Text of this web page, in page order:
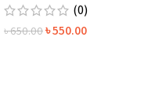
(0)
৳650.00৳550.00